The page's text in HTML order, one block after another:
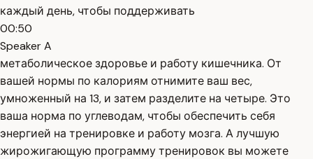
каждый день, чтобы поддерживать
00:50
Speaker A
метаболическое здоровье и работу кишечника. От
вашей нормы по калориям отнимите ваш вес,
умноженный на 13, и затем разделите на четыре. Это
ваша норма по углеводам, чтобы обеспечить себя
энергией на тренировке и работу мозга. А лучшую
жирожигающую программу тренировок вы можете